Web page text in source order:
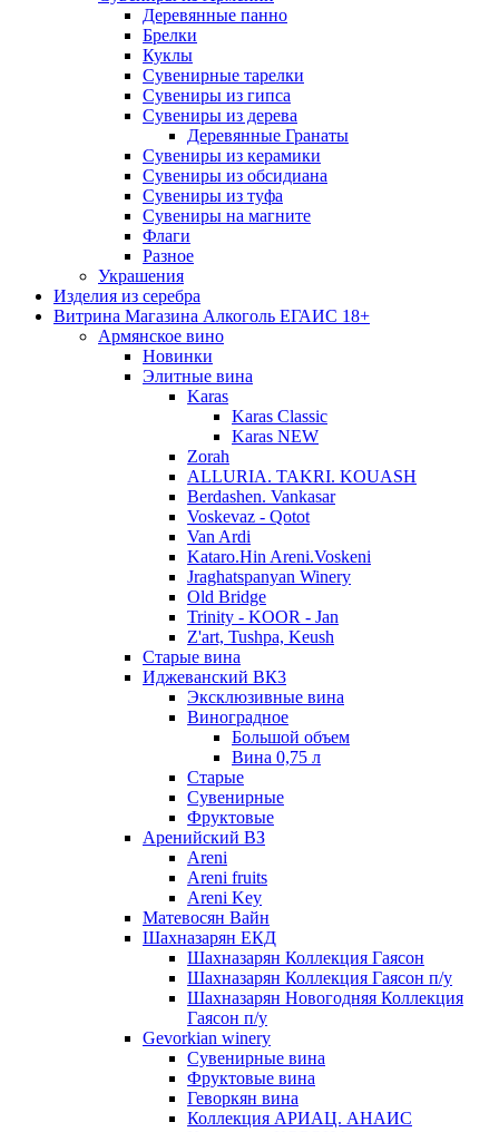
Деревянные панно
Брелки
Куклы
Сувенирные тарелки
Сувениры из гипса
Сувениры из дерева
Деревянные Гранаты
Сувениры из керамики
Сувениры из обсидиана
Сувениры из туфа
Сувениры на магните
Флаги
Разное
Украшения
Изделия из серебра
Витрина Магазина Алкоголь ЕГАИС 18+
Армянское вино
Новинки
Элитные вина
Karas
Karas Classic
Karas NEW
Zorah
ALLURIA. TAKRI. KOUASH
Berdashen. Vankasar
Voskevaz - Qotot
Van Ardi
Kataro.Hin Areni.Voskeni
Jraghatspanyan Winery
Old Bridge
Trinity - KOOR - Jan
Z'art, Tushpa, Keush
Старые вина
Иджеванский ВК3
Эксклюзивные вина
Виноградное
Большой объем
Вина 0,75 л
Старые
Сувенирные
Фруктовые
Аренийский ВЗ
Areni
Areni fruits
Areni Key
Матевосян Вайн
Шахназарян ЕКД
Шахназарян Коллекция Гаясон
Шахназарян Коллекция Гаясон п/у
Шахназарян Новогодняя Коллекция
Гаясон п/у
Gevorkian winery
Сувенирные вина
Фруктовые вина
Геворкян вина
Коллекция АРИАЦ. АНАИС